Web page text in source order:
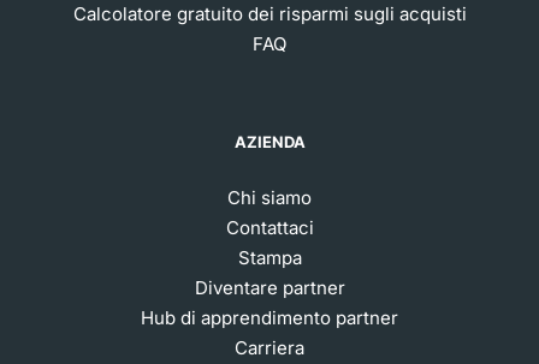
Calcolatore gratuito dei risparmi sugli acquisti
FAQ
AZIENDA
Chi siamo
Contattaci
Stampa
Diventare partner
Hub di apprendimento partner
Carriera